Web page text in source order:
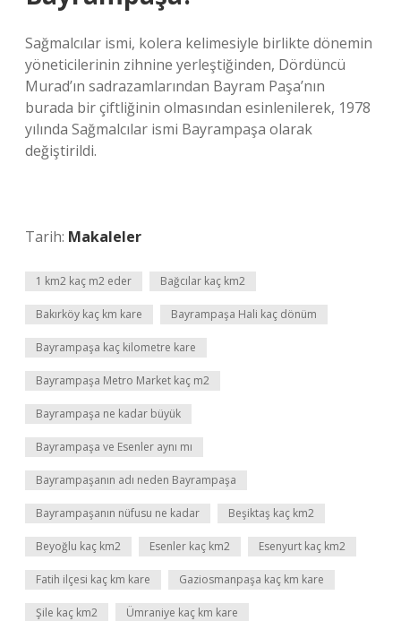
Sağmalcılar ismi, kolera kelimesiyle birlikte dönemin
yöneticilerinin zihnine yerleştiğinden, Dördüncü
Murad’ın sadrazamlarından Bayram Paşa’nın
burada bir çiftliğinin olmasından esinlenilerek, 1978
yılında Sağmalcılar ismi Bayrampaşa olarak
değiştirildi.
Tarih: Makaleler
1 km2 kaç m2 eder Bağcılar kaç km2
Bakırköy kaç km kare Bayrampaşa Hali kaç dönüm
Bayrampaşa kaç kilometre kare
Bayrampaşa Metro Market kaç m2
Bayrampaşa ne kadar büyük
Bayrampaşa ve Esenler aynı mı
Bayrampaşanın adı neden Bayrampaşa
Bayrampaşanın nüfusu ne kadar Beşiktaş kaç km2
Beyoğlu kaç km2 Esenler kaç km2 Esenyurt kaç km2
Fatih ilçesi kaç km kare Gaziosmanpaşa kaç km kare
Şile kaç km2 Ümraniye kaç km kare